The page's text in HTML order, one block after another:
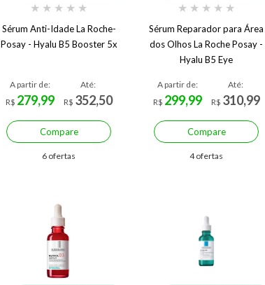
★ ★ ★ ★ ★
Sérum Anti-Idade La Roche-
Posay - Hyalu B5 Booster 5x
A partir de:
R$ 279,99
Até:
R$ 352,50
Compare
6 ofertas
★ ★ ★ ★ ★
Sérum Reparador para Área
dos Olhos La Roche Posay -
Hyalu B5 Eye
A partir de:
R$ 299,99
Até:
R$ 310,99
Compare
4 ofertas